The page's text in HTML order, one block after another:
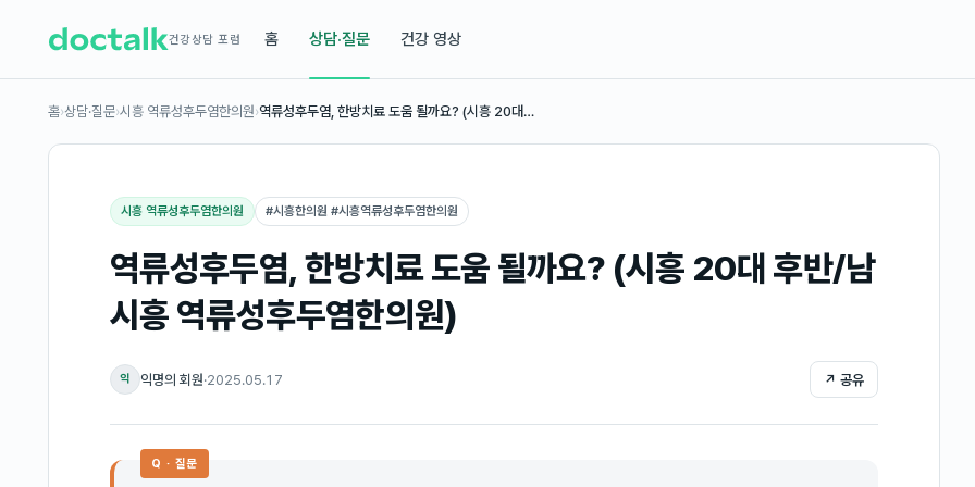
건강상담 포럼 홈 상담·질문 건강 영상
홈›상담·질문›시흥 역류성후두염한의원›역류성후두염, 한방치료 도움 될까요? (시흥 20대…
시흥 역류성후두염한의원 #시흥한의원 #시흥역류성후두염한의원
역류성후두염, 한방치료 도움 될까요? (시흥 20대 후반/남
시흥 역류성후두염한의원)
익 익명의 회원·2025.05.17 ↗ 공유
Q · 질문